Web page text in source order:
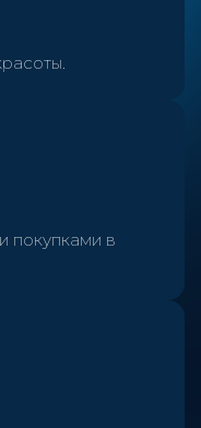
покупками в